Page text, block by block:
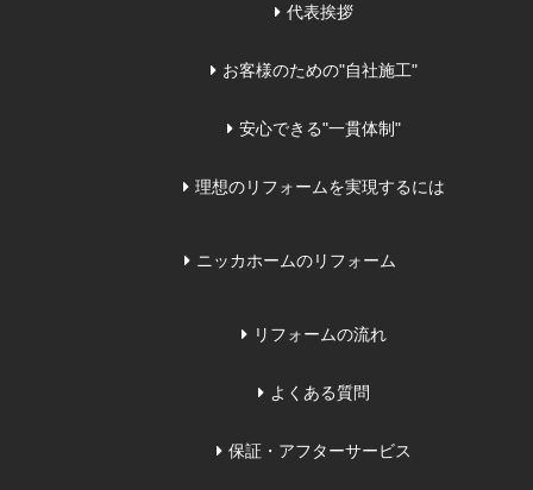
代表挨拶
お客様のための"自社施工"
安心できる"一貫体制"
理想のリフォームを実現するには
ニッカホームのリフォーム
リフォームの流れ
よくある質問
保証・アフターサービス